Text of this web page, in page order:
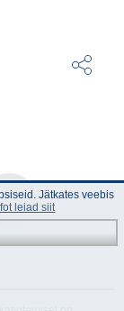
Jätkates veebis
leiad siit